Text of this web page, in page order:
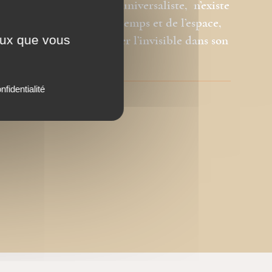
Orient, mystique et universaliste, n’existe
aux dimensions du temps et de l’espace,
l’art sacré, de manifester l’invisible dans son
que vous